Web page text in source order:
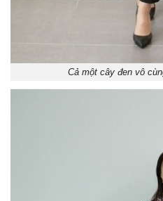
Cả một cây đen vô